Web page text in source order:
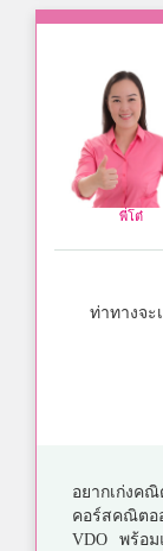
พี่โต๋
ท่าทางจ
อยากเก่งค
คอร์สคณิต
VDO พร้อ